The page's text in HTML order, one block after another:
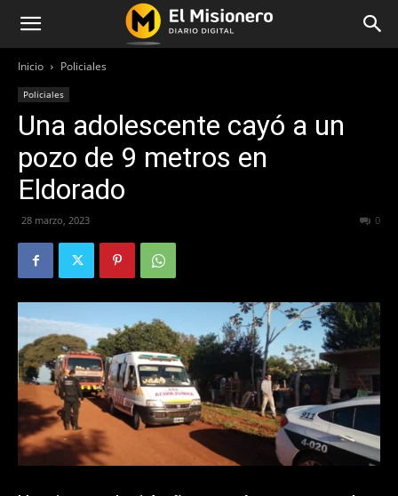
Inicio Policiales
Policiales
Una adolescente cayó a un
pozo de 9 metros en
Eldorado
28 marzo, 2023 0